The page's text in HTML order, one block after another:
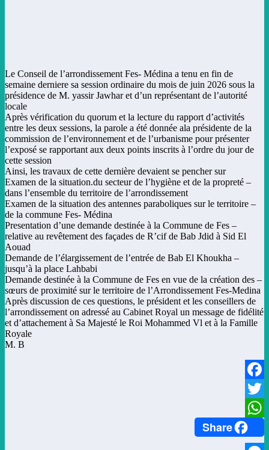
Le Conseil de l’arrondissement Fes- Médina a tenu en fin de
semaine derniere sa session ordinaire du mois de juin 2026 sous la
présidence de M. yassir Jawhar et d’un représentant de l’autorité
locale
Après vérification du quorum et la lecture du rapport d’activités
entre les deux sessions, la parole a été donnée ala présidente de la
commission de l’environnement et de l’urbanisme pour présenter
l’exposé se rapportant aux deux points inscrits à l’ordre du jour de
cette session
Ainsi, les travaux de cette dernière devaient se pencher sur
– Examen de la situation.du secteur de l’hygiène et de la propreté
dans l’ensemble du territoire de l’arrondissement
– Examen de la situation des antennes paraboliques sur le territoire
de la commune Fes- Médina
– Presentation d’une demande destinée à la Commune de Fes
relative au revêtement des façades de R’cif de Bab Jdid à Sid El
Aouad
– Demande de l’élargissement de l’entrée de Bab El Khoukha
jusqu’à la place Lahbabi
– Demande destinée à la Commune de Fes en vue de la création des
sœurs de proximité sur le territoire de l’Arrondissement Fes-Medina
Après discussion de ces questions, le président et les conseillers de
l’arrondissement on adressé au Cabinet Royal un message de fidélité
et d’attachement à Sa Majesté le Roi Mohammed Vl et à la Famille
Royale
M. B
Facebook
Twitter
WhatsApp
Share